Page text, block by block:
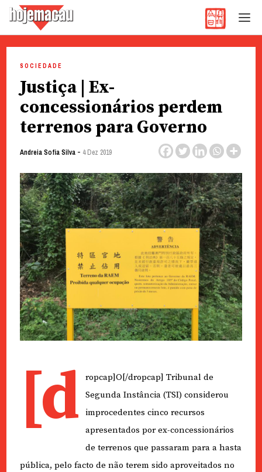
content
SOCIEDADE
Justiça | Ex-
concessionários perdem
terrenos para Governo
Andreia Sofia Silva- 4 Dez 2019
[d
ropcap]O[/dropcap] Tribunal de
Segunda Instância (TSI) considerou
improcedentes cinco recursos
apresentados por ex-concessionários
de terrenos que passaram para a hasta
pública, pelo facto de não terem sido aproveitados no